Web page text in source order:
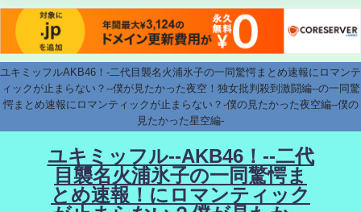
ユキミッフルAKB46！-二代目襲名火浦氷子の一同驚愕まとめ速報にロマンテ
ィックが止まらない？--僕が見たかった夜空！独女批判殺到激闘編--の一同驚
愕まとめ速報にロマンティックが止まらない？-僕の見たかった夜空編--僕の
見たかった星空編-
ユキミッフル--AKB46！--二代
目襲名火浦氷子の一同驚愕ま
とめ速報！にロマンティック